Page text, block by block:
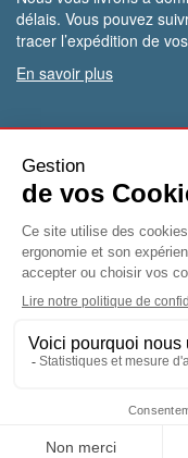
délais. Vous pouvez
tracer l’expédition de
En savoir plus
Vous
Bénéficiez de
générales de